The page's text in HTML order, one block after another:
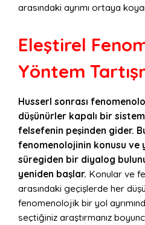
arasındaki ayrımı ortaya
Eleştirel
Yöntem
Husserl sonrası
düşünürler kapalı bir
felsefenin peşinden gider.
fenomenolojinin konusu ve
süregiden bir diyalog
yeniden başlar. Konular ve
arasındaki geçişlerde her
fenomenolojik bir yol
seçtiğiniz araştırmanız